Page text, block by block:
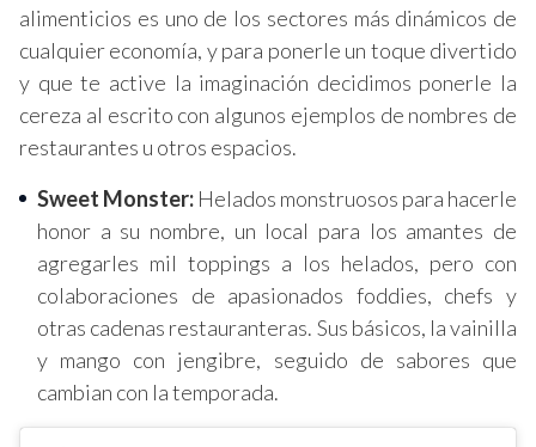
alimenticios es uno de los sectores más dinámicos de
cualquier economía, y para ponerle un toque divertido
y que te active la imaginación decidimos ponerle la
cereza al escrito con algunos ejemplos de nombres de
restaurantes u otros espacios.
Sweet Monster: Helados monstruosos para hacerle
honor a su nombre, un local para los amantes de
agregarles mil toppings a los helados, pero con
colaboraciones de apasionados foddies, chefs y
otras cadenas restauranteras. Sus básicos, la vainilla
y mango con jengibre, seguido de sabores que
cambian con la temporada.